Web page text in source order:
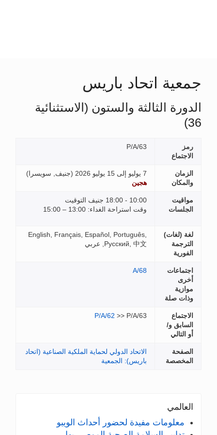
جمعية اتحاد باريس
الدورة الثالثة والستون (الاستثنائية
36)
رمز
الاجتماع
P/A/63
الزمان
والمكان
7 يوليو إلى 15 يوليو 2026 ( جنيف, سويسرا)
هجين
مواقيت
الجلسات
10:00 - 18:00 جنيف التوقيت
وقت استراحة الغداء: 13:00 – 15:00
لغة (لغات)
الترجمة
الفورية
English, Français, Español, Português,
Русский, 中文, عربي
اجتماعات
أخرى
موازية
وذات صلة
A/68
الاجتماع
السابق و/
أو التالي
P/A/62 >> P/A/63
الصفحة
المخصصة
الاتحاد الدولي لحماية الملكية الصناعية (اتحاد
باريس): الجمعية
العالمي
معلومات مفيدة لحضور أحداث الويبو